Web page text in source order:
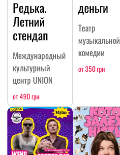
Редька.
Летний
стендап
Международный
культурный
центр UNION
от 490 грн
деньги
Театр
музыкальной
комедии
от 350 грн